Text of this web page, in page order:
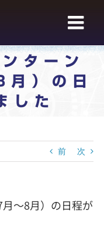
ターン
）の日
した
前 次
～8月）の日程が